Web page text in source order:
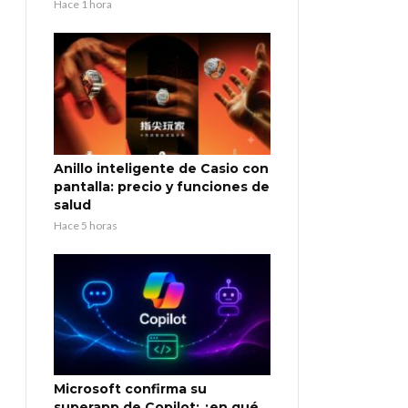
Hace 1 hora
Anillo inteligente de Casio con
pantalla: precio y funciones de
salud
Hace 5 horas
Microsoft confirma su